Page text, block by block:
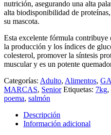
nutrición, asegurando una alta
alta biodisponibilidad de
su mascota.
Esta excelente fórmula
la producción y los índices de
colesterol, promover la síntesis
muscular y es un potente
Categorías: Adulto, Alimentos,
MARCAS, Senior Etiquetas: 7kg,
poema, salmón
Descripción
Información adicional